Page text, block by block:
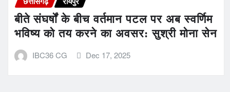
बीते संघर्षों के बीच वर्तमान पटल पर अब स्वर्णिम
भविष्य को तय करने का अवसर: सुश्री मोना सेन
IBC36 CG Dec 17, 2025